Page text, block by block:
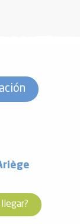
llegar?